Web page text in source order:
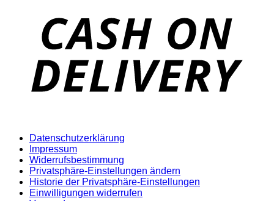
Datenschutzerklärung
Impressum
Widerrufsbestimmung
Privatsphäre-Einstellungen ändern
Historie der Privatsphäre-Einstellungen
Einwilligungen widerrufen